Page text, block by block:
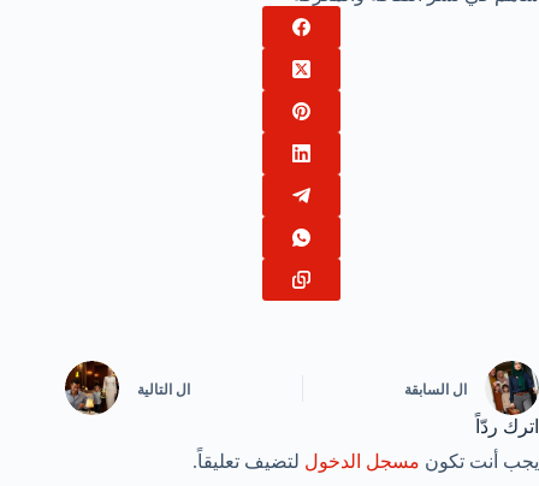
ال السابقة ال التالية
اترك ردّاً
يجب أنت تكون مسجل الدخول لتضيف تعليقاً.